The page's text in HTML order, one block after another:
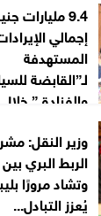
9.4 مليارات
إجمالي
المستهدفة
لـ”القابضة
والفنادق” خلال
وزير النقل:
الربط البري
وتشاد مرورًا
يُعزز التبادل...